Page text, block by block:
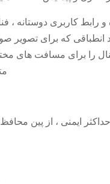
و رابط کاربری دوستانه ،
که برای تصویر
را برای مسافت های
ایمنی ، از پین